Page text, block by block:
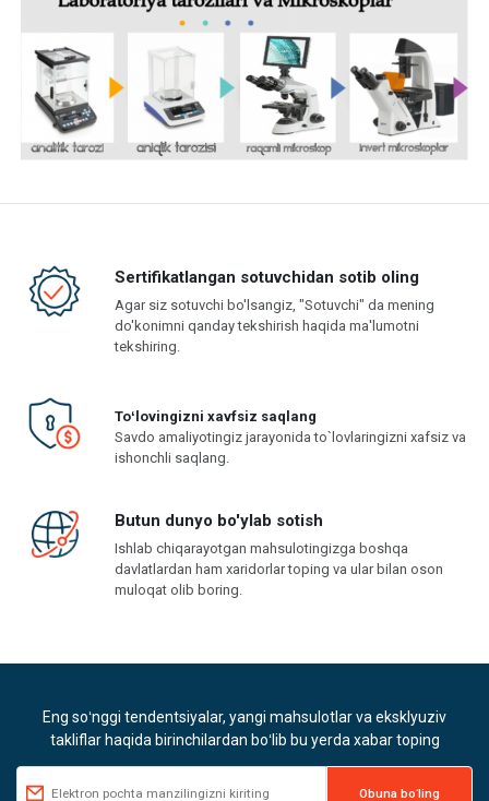
Sertifikatlangan sotuvchidan sotib oling
Agar siz sotuvchi bo'lsangiz, "Sotuvchi" da mening
do'konimni qanday tekshirish haqida ma'lumotni
tekshiring.
Toʻlovingizni xavfsiz saqlang
Savdo amaliyotingiz jarayonida to`lovlaringizni xafsiz va
ishonchli saqlang.
Butun dunyo bo'ylab sotish
Ishlab chiqarayotgan mahsulotingizga boshqa
davlatlardan ham xaridorlar toping va ular bilan oson
muloqat olib boring.
Eng soʻnggi tendentsiyalar, yangi mahsulotlar va eksklyuziv
takliflar haqida birinchilardan boʻlib bu yerda xabar toping